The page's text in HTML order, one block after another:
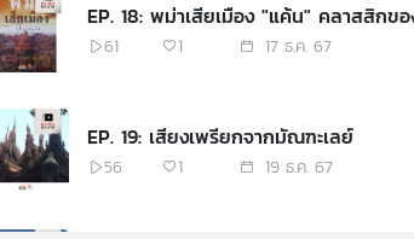
EP. 18: พม่าเสียเมือง "แค้น" คลาสสิกข
61 1 17 ธ.ค. 67
EP. 19: เสียงเพรียกจากมัณฑะเลย์
56 1 19 ธ.ค. 67